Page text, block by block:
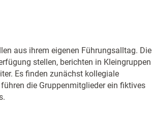
aus ihrem eigenen Führungsalltag. Die
stellen, berichten in Kleingruppen
Es finden zunächst kollegiale
die Gruppenmitglieder ein fiktives